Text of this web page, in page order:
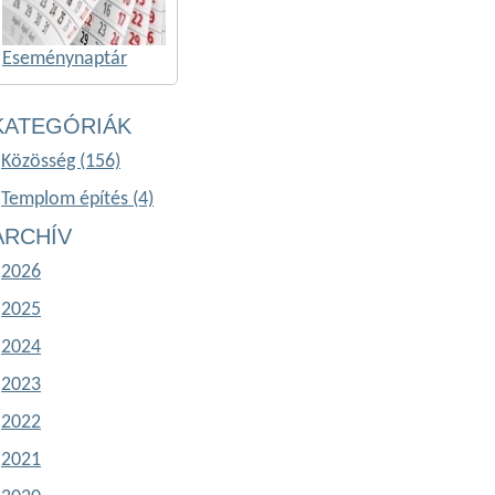
Eseménynaptár
Közösség (156)
Templom építés (4)
2026
2025
2024
2023
2022
2021